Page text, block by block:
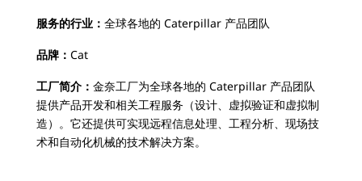
服务的行业： 全球各地的 Caterpillar 产品团队
品牌： Cat
工厂简介： 金奈工厂为全球各地的 Caterpillar 产品团队
提供产品开发和相关工程服务（设计、虚拟验证和虚拟制
造）。它还提供可实现远程信息处理、工程分析、现场技
术和自动化机械的技术解决方案。